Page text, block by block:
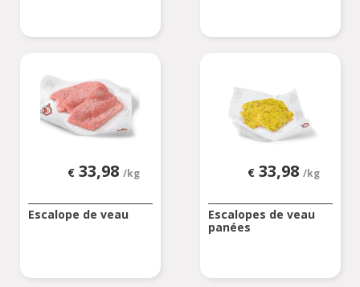
€ 33,98 /kg
Escalope de veau
€ 33,98 /kg
Escalopes de veau
panées